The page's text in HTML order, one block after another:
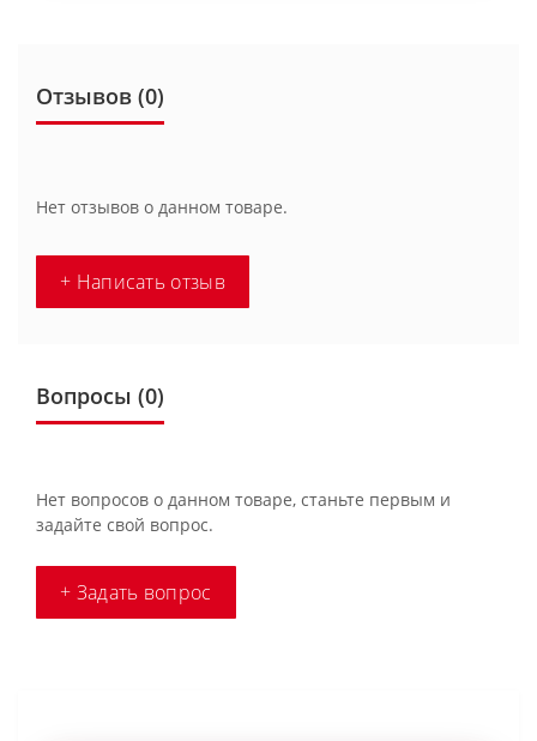
Отзывов (0)
Нет отзывов о данном товаре.
+ Написать отзыв
Вопросы (0)
Нет вопросов о данном товаре, станьте первым и
задайте свой вопрос.
+ Задать вопрос